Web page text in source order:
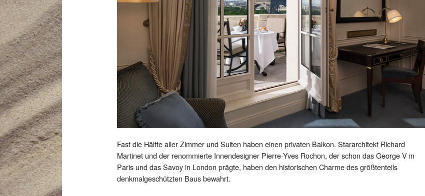
Fast die Hälfte aller Zimmer und Suiten haben einen privaten Balkon. Stararchitekt Richard
Martinet und der renommierte Innendesigner Pierre-Yves Rochon, der schon das George V in
Paris und das Savoy in London prägte, haben den historischen Charme des größtenteils
denkmalgeschützten Baus bewahrt.